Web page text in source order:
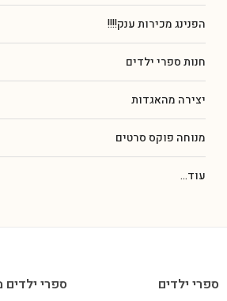
הפנינג מכירות ענק!!!!
חנות ספרי ילדים
יצירה מהאגדות
מנוחה פוקס סרטים
עוד...
ספרי ילדים ספרי ילדים